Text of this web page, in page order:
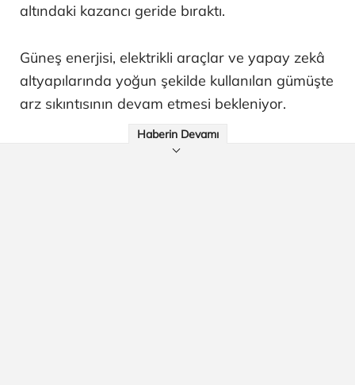
altındaki kazancı geride bıraktı.
Güneş enerjisi, elektrikli araçlar ve yapay zekâ
altyapılarında yoğun şekilde kullanılan gümüşte
arz sıkıntısının devam etmesi bekleniyor.
Haberin Devamı